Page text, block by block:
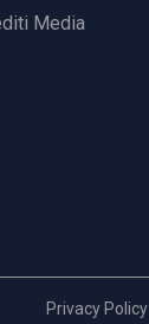
Media
Privacy Policy